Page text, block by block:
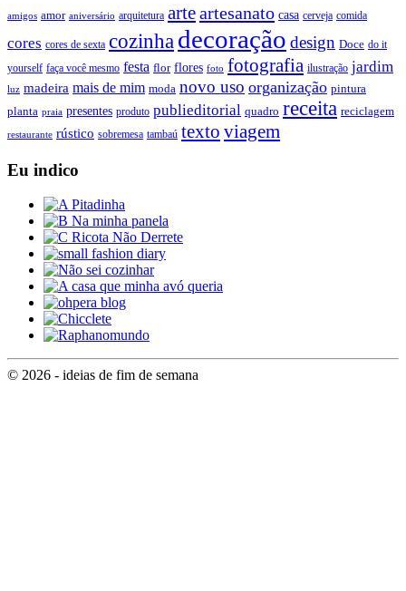
amigos amor aniversário arquitetura arteartesanato casa cerveja comida
cores cores de sexta cozinha decoração design Doce do it
yourself faça você mesmo festa flor flores foto fotografia ilustração jardim
luz madeira mais de mim moda novo uso organização pintura
planta praia presentes produto publieditorial quadro receita reciclagem
restaurante rústico sobremesa tambaú texto viagem
Eu indico
© 2026 - ideias de fim de semana